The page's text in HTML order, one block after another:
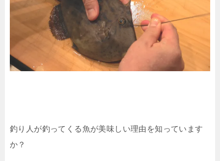
釣り人が釣ってくる魚が美味しい理由を知っています
か？